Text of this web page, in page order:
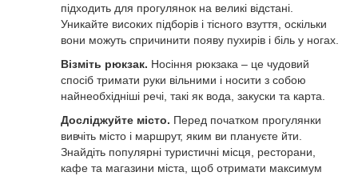
підходить для прогулянок на великі відстані.
Уникайте високих підборів і тісного взуття, оскільки
вони можуть спричинити появу пухирів і біль у ногах.
Візміть рюкзак. Носіння рюкзака – це чудовий
спосіб тримати руки вільними і носити з собою
найнеобхідніші речі, такі як вода, закуски та карта.
Досліджуйте місто. Перед початком прогулянки
вивчіть місто і маршрут, яким ви плануєте йти.
Знайдіть популярні туристичні місця, ресторани,
кафе та магазини міста, щоб отримати максимум